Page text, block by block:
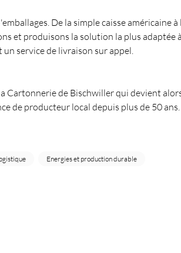
De la simple caisse américaine à
et produisons la solution la plus adaptée à
service de livraison sur appel.
Cartonnerie de Bischwiller qui devient
de producteur local depuis plus de 50 ans.
Energies et production durable